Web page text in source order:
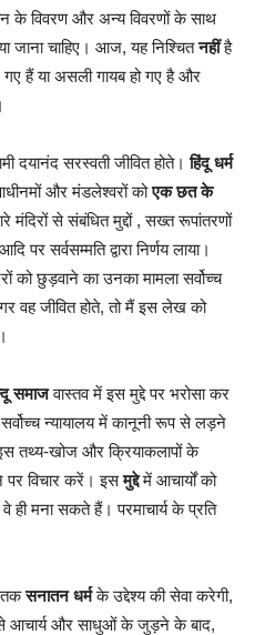
के विवरण और अन्य विवरणों के साथ
जाना चाहिए। आज, यह निश्चितनहींहै
गए हैं या असली गायब हो गए है और
दयानंद सरस्वती जीवित होते।हिंदू धर्म
और मंडलेश्वरों कोएक छत के
मंदिरों से संबंधित मुद्दों , सख्त रूपांतरणों
सर्वसम्मति द्वारा निर्णय लाया।
को छुड़वाने का उनका मामला सर्वोच्च
वह जीवित होते, तो मैं इस लेख को
समाजवास्तव में इस मुद्दे पर भरोसा कर
न्यायालय में कानूनी रूप से लड़ने
तथ्य-खोज और क्रियाकलापों के
पर विचार करें। इसमुद्देमें आचार्यों को
मना सकते हैं। परमाचार्य के प्रति
तकसनातन धर्मके उद्देश्य की सेवा करेगी,
से आचार्य और साधुओं के जुड़ने के बाद,